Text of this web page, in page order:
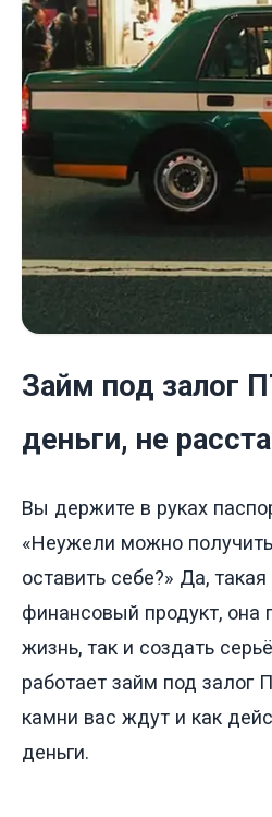
Займ под залог
деньги, не
Вы держите в руках
«Неужели можно
оставить себе?» Да,
финансовый продукт, она
жизнь, так и создать
работает займ под залог
камни вас ждут и как
деньги.